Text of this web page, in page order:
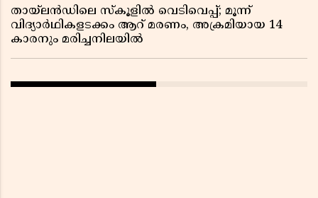
തായ്‌ലൻഡിലെ സ്‌കൂളിൽ വെടിവെപ്പ്; മൂന്ന്
വിദ്യാർഥികളടക്കം ആറ് മരണം, അക്രമിയായ 14
കാരനും മരിച്ചനിലയിൽ